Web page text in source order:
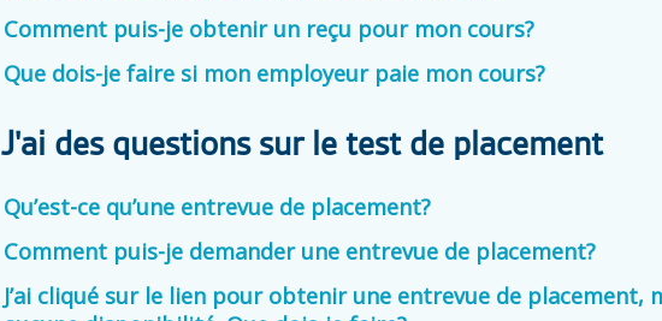
Comment puis-je obtenir un reçu pour mon cours?
Que dois-je faire si mon employeur paie mon cours?
J'ai des questions sur le test de placement
Qu’est-ce qu’une entrevue de placement?
Comment puis-je demander une entrevue de placement?
J’ai cliqué sur le lien pour obtenir une entrevue de placement,